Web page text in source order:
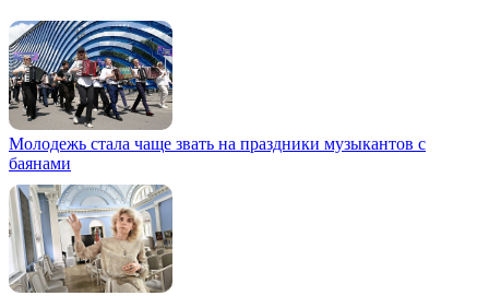
Молодежь стала чаще звать на праздники музыкантов с
баянами